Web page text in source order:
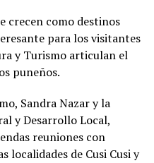
crecen como destinos
para los visitantes
y Turismo articulan el
puneños.
Sandra Nazar y la
y Desarrollo Local,
reuniones con
localidades de Cusi Cusi y